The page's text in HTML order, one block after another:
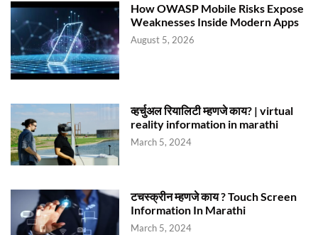
How OWASP Mobile Risks Expose
Weaknesses Inside Modern Apps
August 5, 2026
व्हर्चुअल रियालिटी म्हणजे काय? | virtual
reality information in marathi
March 5, 2024
टचस्क्रीन म्हणजे काय ? Touch Screen
Information In Marathi
March 5, 2024